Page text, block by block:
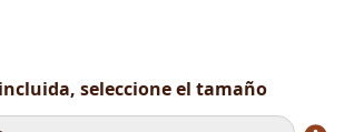
seleccione el tamaño